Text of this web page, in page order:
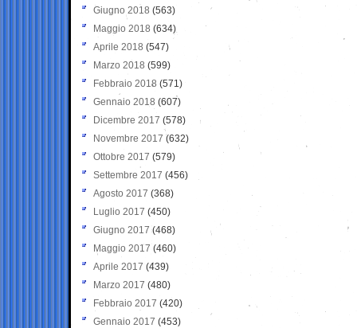
Giugno 2018 (563)
Maggio 2018 (634)
Aprile 2018 (547)
Marzo 2018 (599)
Febbraio 2018 (571)
Gennaio 2018 (607)
Dicembre 2017 (578)
Novembre 2017 (632)
Ottobre 2017 (579)
Settembre 2017 (456)
Agosto 2017 (368)
Luglio 2017 (450)
Giugno 2017 (468)
Maggio 2017 (460)
Aprile 2017 (439)
Marzo 2017 (480)
Febbraio 2017 (420)
Gennaio 2017 (453)